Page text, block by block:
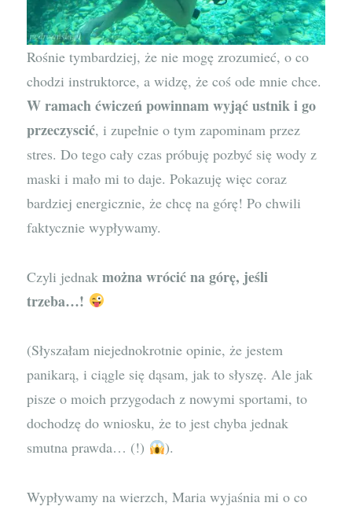
Rośnie tymbardziej, że nie mogę zrozumieć, o co
chodzi instruktorce, a widzę, że coś ode mnie chce.
W ramach ćwiczeń powinnam wyjąć ustnik i go
przeczyscić, i zupełnie o tym zapominam przez
stres. Do tego cały czas próbuję pozbyć się wody z
maski i mało mi to daje. Pokazuję więc coraz
bardziej energicznie, że chcę na górę! Po chwili
faktycznie wypływamy.
Czyli jednakmożna wrócić na górę, jeśli
trzeba…!
(Słyszałam niejednokrotnie opinie, że jestem
panikarą, i ciągle się dąsam, jak to słyszę. Ale jak
pisze o moich przygodach z nowymi sportami, to
dochodzę do wniosku, że to jest chyba jednak
smutna prawda… (!)
).
Wypływamy na wierzch, Maria wyjaśnia mi o co